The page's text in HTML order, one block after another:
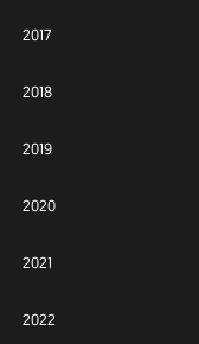
2017
2018
2019
2020
2021
2022